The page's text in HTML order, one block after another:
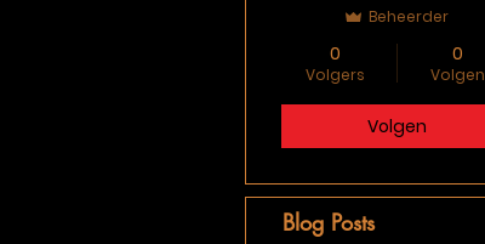
Beheerder
0
Volgers
0
Volgen
Volgen
Blog Posts